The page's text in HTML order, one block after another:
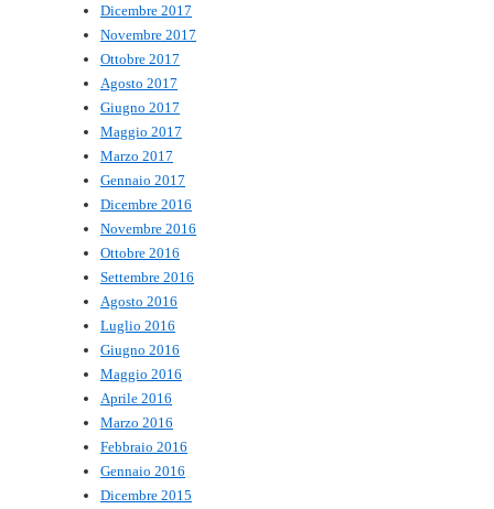
Dicembre 2017
Novembre 2017
Ottobre 2017
Agosto 2017
Giugno 2017
Maggio 2017
Marzo 2017
Gennaio 2017
Dicembre 2016
Novembre 2016
Ottobre 2016
Settembre 2016
Agosto 2016
Luglio 2016
Giugno 2016
Maggio 2016
Aprile 2016
Marzo 2016
Febbraio 2016
Gennaio 2016
Dicembre 2015